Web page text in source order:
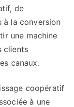
de
à la conversion
une machine
clients
canaux.
coopératif
à une